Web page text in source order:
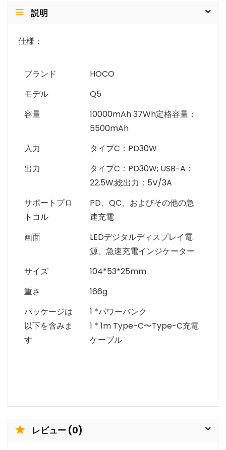
説明
仕様：
ブランド
HOCO
モデル
Q5
容量
10000mAh 37Wh定格容量：
5500mAh
入力
タイプC：PD30W
出力
タイプC：PD30W; USB-A：
22.5W;総出力：5V/3A
サポートプロ
トコル
PD、QC、およびその他の急
速充電
画面
LEDデジタルディスプレイ電
源、急速充電インジケーター
サイズ
104*53*25mm
重さ
166g
パッケージは
以下を含みま
す
1 *パワーバンク
1 * 1m Type-C〜Type-C充電
ケーブル
レビュー (0)